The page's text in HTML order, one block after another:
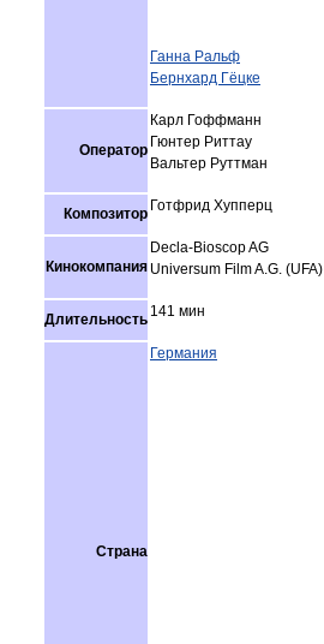
Ганна Ральф
Бернхард Гёцке
Оператор
Карл Гоффманн
Гюнтер Риттау
Вальтер Руттман
Композитор Готфрид Хупперц
Кинокомпания
Decla-Bioscop AG
Universum Film A.G. (UFA)
Длительность 141 мин
Страна
Германия